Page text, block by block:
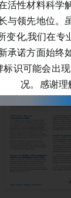
Active Material
分析
活性材料科学
与领先地位。
变化,我们在专
承诺方面始终
标识可能会出
况。感谢理